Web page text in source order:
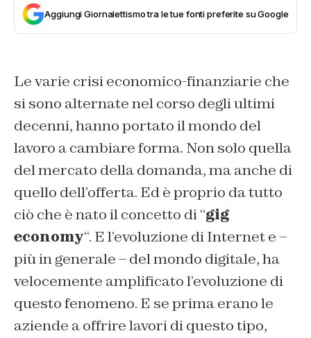
Aggiungi Giornalettismo tra le tue fonti preferite su Google
Le varie crisi economico-finanziarie che
si sono alternate nel corso degli ultimi
decenni, hanno portato il mondo del
lavoro a cambiare forma. Non solo quella
del mercato della domanda, ma anche di
quello dell’offerta. Ed è proprio da tutto
ciò che è nato il concetto di “gig
economy“. E l’evoluzione di Internet e –
più in generale – del mondo digitale, ha
velocemente amplificato l’evoluzione di
questo fenomeno. E se prima erano le
aziende a offrire lavori di questo tipo,